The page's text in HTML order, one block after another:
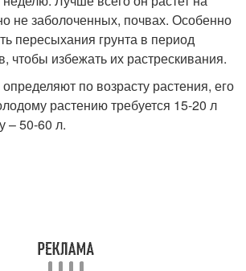
не заболоченных, почвах. Особенно
пересыхания грунта в период
чтобы избежать их растрескивания.
по возрасту растения, его
растению требуется 15-20 л
– 50-60 л.